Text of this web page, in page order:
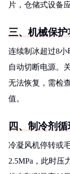
片，仓储式设备
三、机械保
连续制冰超过8
自动切断电源。
无法恢复，需检
值。
四、制冷剂
冷凝风机停转或
2.5MPa，此时压